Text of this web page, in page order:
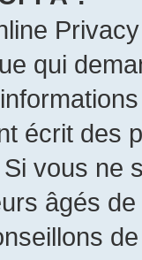
qui
écrit des
vous ne
âgés